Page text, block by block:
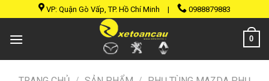
to
content
VP: Quận Gò Vấp, TP. Hồ Chí Minh | 0988879883
0